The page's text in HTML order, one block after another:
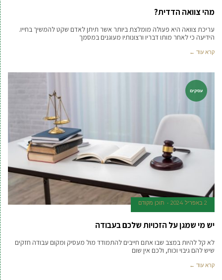
מהי צוואה הדדית?
עריכת צוואה היא פעולה מומלצת ביותר אשר תיתן לאדם שקט להמשיך בחייו.
הידיעה כי לאחר מותו דבריו ורצונותיו מעוגנים במסמך
קרא עוד ←
עסקים
2 באפריל 2024 תוכן מקודם
יש מי שמגן על הזכויות שלכם בעבודה
לא קל להיות במצב שבו אתם חייבים להתמודד מול מעסיק ומקום עבודה חזקים
שיש להם גיבוי וכוח, ולכם אין שום
קרא עוד ←